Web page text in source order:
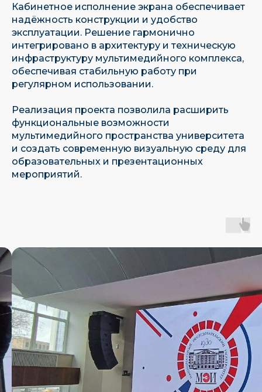
Кабинетное исполнение экрана обеспечивает
надёжность конструкции и удобство
эксплуатации. Решение гармонично
интегрировано в архитектуру и техническую
инфраструктуру мультимедийного комплекса,
обеспечивая стабильную работу при
регулярном использовании.
Реализация проекта позволила расширить
функциональные возможности
мультимедийного пространства университета
и создать современную визуальную среду для
образовательных и презентационных
мероприятий.
Имеем собственную научно-
исследовательскую базу
Являемся единственным отечественным
Имеем собственное ПО, находящееся
в Реестре Российского Программного
Обеспечения
Наш эксклюзивный
дистрибьютор
Наш
сертифицированный
партнер